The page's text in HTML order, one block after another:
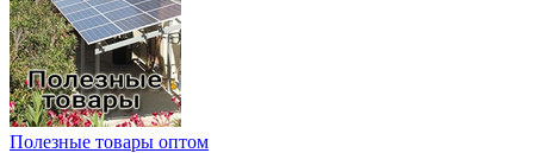
Полезные товары оптом